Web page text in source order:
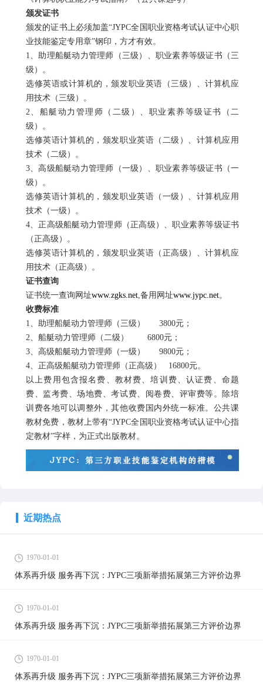
颁发证书
颁发的证书上必须加盖“JYPC全国职业资格考试认证中心职
业技能鉴定专用章”钢印，方才有效。
1、助理船艇动力管理师（三级）、职业素养等级证书（三
级）。
选修英语或计算机的，颁发职业英语（三级）、计算机应
用技术（三级）。
2、船艇动力管理师（二级）、职业素养等级证书（二
级）。
选修英语计算机的，颁发职业英语（二级）、计算机应用
技术（二级）。
3、高级船艇动力管理师（一级）、职业素养等级证书（一
级）。
选修英语计算机的，颁发职业英语（一级）、计算机应用
技术（一级）。
4、正高级船艇动力管理师（正高级）、职业素养等级证书
（正高级）。
选修英语计算机的，颁发职业英语（正高级）、计算机应
用技术（正高级）。
证书查询
证书统一查询网址www.zgks.net,备用网址www.jypc.net。
收费标准
1、助理船艇动力管理师（三级） 3800元；
2、船艇动力管理师（二级） 6800元；
3、高级船艇动力管理师（一级） 9800元；
4、正高级船艇动力管理师（正高级） 16800元。
以上费用包含报名费、教材费、培训费、认证费、命题
费、监考费、场地费、考试费、阅卷费、评审费等。除培
训费各地可以调整外，其他收费国内外统一标准。公共课
教材免费，教材上带有“JYPC全国职业资格考试认证中心指
定教材”字样，为正式出版教材。
近期热点
1970-01-01
体系再升级 服务再下沉：JYPC三项新举措拓展第三方评价边界
1970-01-01
体系再升级 服务再下沉：JYPC三项新举措拓展第三方评价边界
1970-01-01
体系再升级 服务再下沉：JYPC三项新举措拓展第三方评价边界